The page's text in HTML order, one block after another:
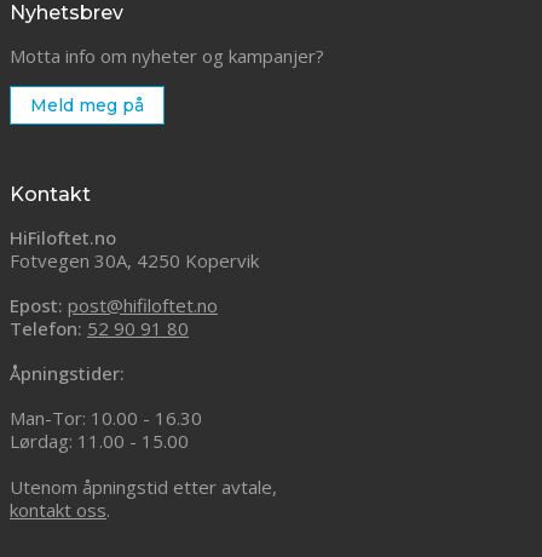
Nyhetsbrev
Motta info om nyheter og kampanjer?
Meld meg på
Kontakt
HiFiloftet.no
Fotvegen 30A, 4250 Kopervik
Epost: post@hifiloftet.no
Telefon: 52 90 91 80
Åpningstider:
Man-Tor: 10.00 - 16.30
Lørdag: 11.00 - 15.00
Utenom åpningstid etter avtale,
kontakt oss.